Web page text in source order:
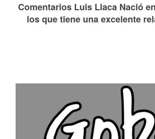
Comentarios Luis Llaca Nació
los que tiene una excelente